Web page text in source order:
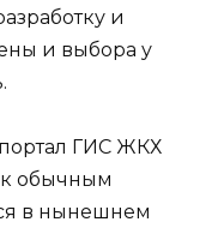
и
и выбора у
ГИС ЖКХ
обычным
в нынешнем